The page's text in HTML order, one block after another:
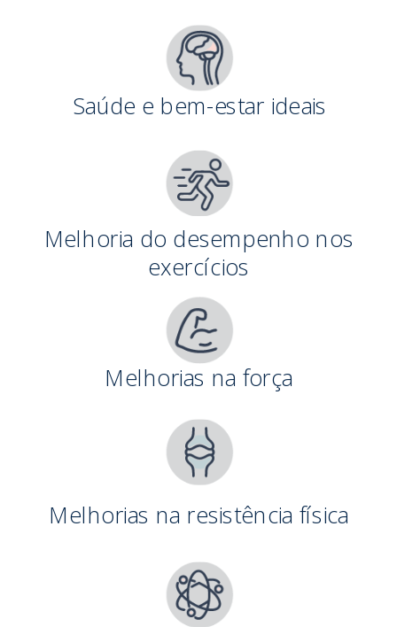
Saúde e bem-estar ideais
Melhorias na resistência física
Melhorias na força
Melhoria do desempenho nos
exercícios